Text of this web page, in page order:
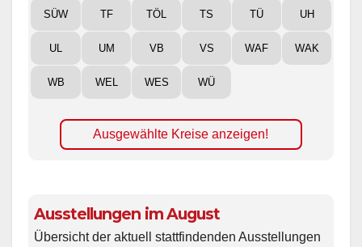
SÜW TF TÖL TS TÜ UH
UL UM VB VS WAF WAK
WB WEL WES WÜ
Ausgewählte Kreise anzeigen!
Ausstellungen im August
Übersicht der aktuell stattfindenden Ausstellungen